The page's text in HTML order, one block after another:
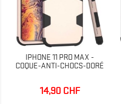
IPHONE 11 PRO MAX -
COQUE-ANTI-CHOCS-DORÉ
Prix
14,90 CHF